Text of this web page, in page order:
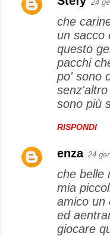
24
che
un sacco
questo
pacchi
po' sono
sono più
RISPONDI
enza 24
che belle
mia
amico un
ed
giocare